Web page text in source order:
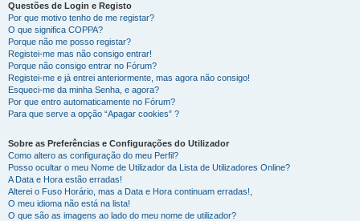
Questões de Login e Registo
Por que motivo tenho de me registar?
O que significa COPPA?
Porque não me posso registar?
Registei-me mas não consigo entrar!
Porque não consigo entrar no Fórum?
Registei-me e já entrei anteriormente, mas agora não consigo!
Esqueci-me da minha Senha, e agora?
Por que entro automaticamente no Fórum?
Para que serve a opção “Apagar cookies” ?
Sobre as Preferências e Configurações do Utilizador
Como altero as configuração do meu Perfil?
Posso ocultar o meu Nome de Utilizador da Lista de Utilizadores Online?
A Data e Hora estão erradas!
Alterei o Fuso Horário, mas a Data e Hora continuam erradas!,
O meu idioma não está na lista!
O que são as imagens ao lado do meu nome de utilizador?